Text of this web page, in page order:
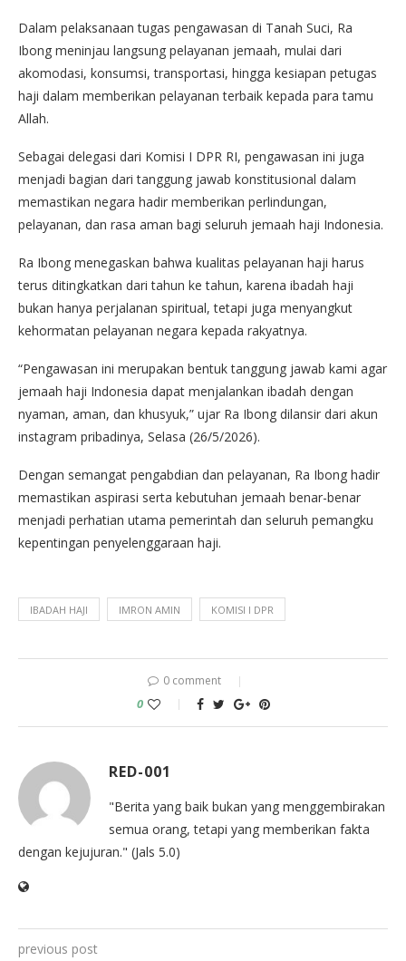
Dalam pelaksanaan tugas pengawasan di Tanah Suci, Ra
Ibong meninjau langsung pelayanan jemaah, mulai dari
akomodasi, konsumsi, transportasi, hingga kesiapan petugas
haji dalam memberikan pelayanan terbaik kepada para tamu
Allah.
Sebagai delegasi dari Komisi I DPR RI, pengawasan ini juga
menjadi bagian dari tanggung jawab konstitusional dalam
memastikan negara hadir memberikan perlindungan,
pelayanan, dan rasa aman bagi seluruh jemaah haji Indonesia.
Ra Ibong menegaskan bahwa kualitas pelayanan haji harus
terus ditingkatkan dari tahun ke tahun, karena ibadah haji
bukan hanya perjalanan spiritual, tetapi juga menyangkut
kehormatan pelayanan negara kepada rakyatnya.
“Pengawasan ini merupakan bentuk tanggung jawab kami agar
jemaah haji Indonesia dapat menjalankan ibadah dengan
nyaman, aman, dan khusyuk,” ujar Ra Ibong dilansir dari akun
instagram pribadinya, Selasa (26/5/2026).
Dengan semangat pengabdian dan pelayanan, Ra Ibong hadir
memastikan aspirasi serta kebutuhan jemaah benar-benar
menjadi perhatian utama pemerintah dan seluruh pemangku
kepentingan penyelenggaraan haji.
IBADAH HAJI IMRON AMIN KOMISI I DPR
0 comment
0
RED-001
"Berita yang baik bukan yang menggembirakan
semua orang, tetapi yang memberikan fakta
dengan kejujuran." (Jals 5.0)
previous post